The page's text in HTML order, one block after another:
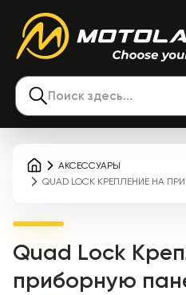
Поиск здесь...
АКСЕССУАРЫ
QUAD LOCK КРЕПЛЕНИЕ НА
Quad Lock
приборную